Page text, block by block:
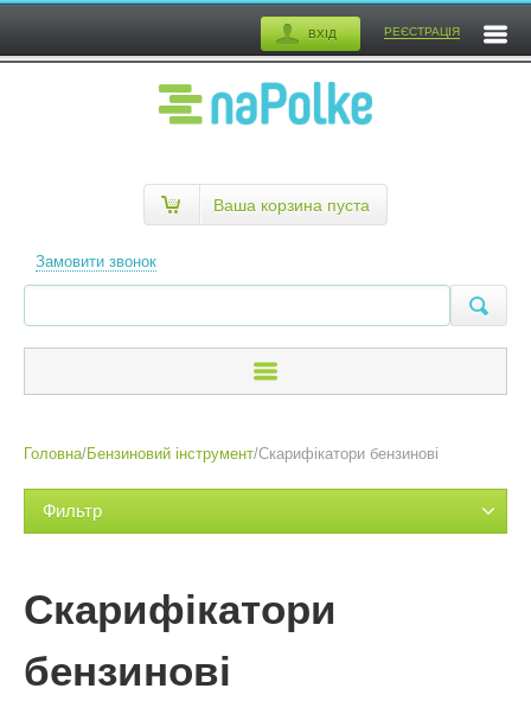
ВХІД РЕЄСТРАЦІЯ
Замовити звонок
Ваша корзина пуста
Головна/Бензиновий інструмент/Скарифікатори бензинові
Фильтр
Скарифікатори
бензинові